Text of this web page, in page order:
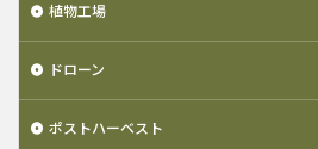
植物工場
ドローン
ポストハーベスト